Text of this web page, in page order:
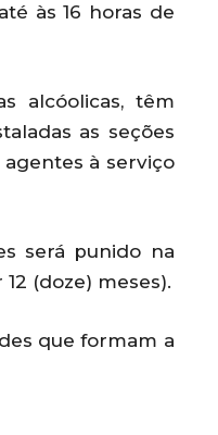
às 16 horas de
alcóolicas, têm
as seções
à serviço
será punido na
(doze) meses).
que formam a